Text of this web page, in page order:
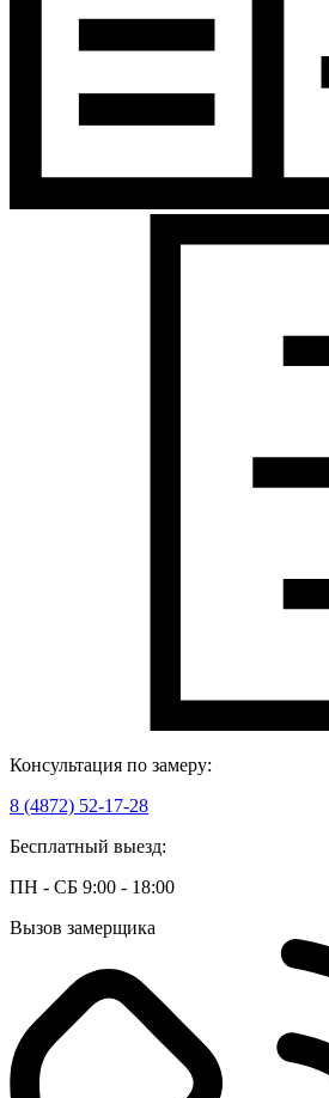
Консультация по замеру:
8 (4872) 52-17-28
Бесплатный выезд:
ПН - СБ 9:00 - 18:00
Вызов замерщика